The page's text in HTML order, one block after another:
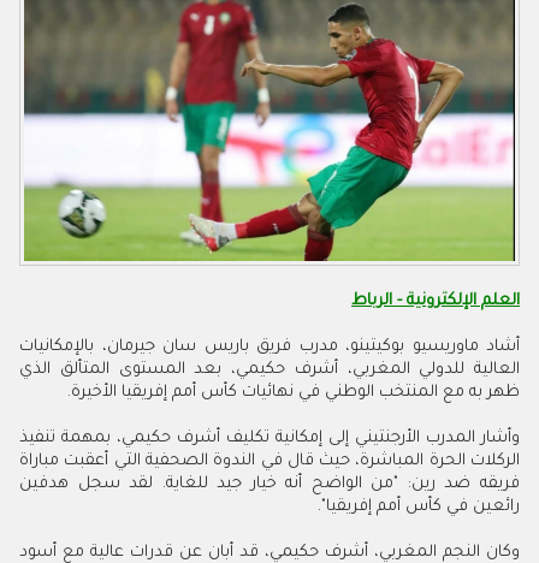
العلم الإلكترونية - الرباط
أشاد ماوريسيو بوكيتينو، مدرب فريق باريس سان جيرمان، بالإمكانيات
العالية للدولي المغربي، أشرف حكيمي، بعد المستوى المتألق الذي
ظهر به مع المنتخب الوطني في نهائيات كأس أمم إفريقيا الأخيرة.
وأشار المدرب الأرجنتيني إلى إمكانية تكليف أشرف حكيمي، بمهمة تنفيذ
الركلات الحرة المباشرة، حيث قال في الندوة الصحفية التي أعقبت مباراة
فريقه ضد رين: "من الواضح أنه خيار جيد للغاية. لقد سجل هدفين
رائعين في كأس أمم إفريقيا".
وكان النجم المغربي، أشرف حكيمي، قد أبان عن قدرات عالية مع أسود